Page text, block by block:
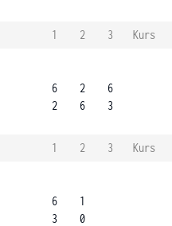
1 2 3
Kurs
6
2
2
6
6
3
1 2 3
Kurs
6
3
1
0